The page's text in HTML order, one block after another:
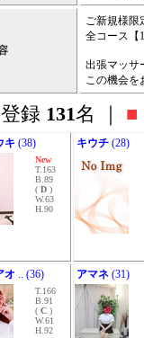
ご新規様限
全コース【
出張マッサ
この機会を
録 131名 ｜ ■
キ (38)
New
T.163
B.89
( D )
W.63
H.90
キウチ (28)
オ .. (36)
T.166
B.91
( C )
W.61
H.92
アマネ (31)